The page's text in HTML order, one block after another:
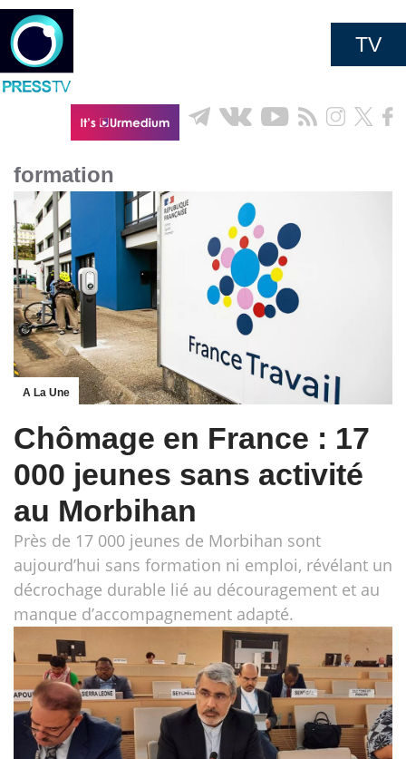
TV
formation
A La Une
Chômage en France : 17
000 jeunes sans activité
au Morbihan
Près de 17 000 jeunes de Morbihan sont
aujourd’hui sans formation ni emploi, révélant un
décrochage durable lié au découragement et au
manque d’accompagnement adapté.